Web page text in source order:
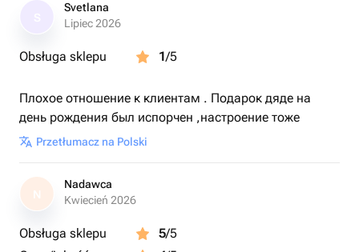
Svetlana
Lipiec 2026
Obsługa sklepu 1/5
Плохое отношение к клиентам . Подарок дяде на
день рождения был испорчен ,настроение тоже
Przetłumacz na Polski
N
Nadawca
Kwiecień 2026
Obsługa sklepu 5/5